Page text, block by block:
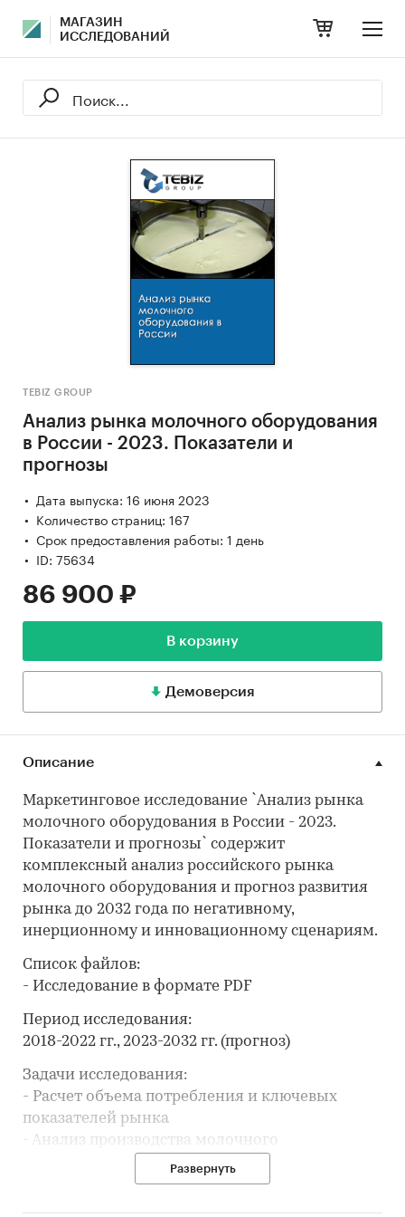
МАГАЗИН
ИССЛЕДОВАНИЙ
TEBIZ GROUP
Анализ рынка молочного оборудования
в России - 2023. Показатели и
прогнозы
Дата выпуска: 16 июня 2023
Количество страниц: 167
Срок предоставления работы: 1 день
ID: 75634
86 900 ₽
В корзину
Демоверсия
Описание
Маркетинговое исследование `Анализ рынка
молочного оборудования в России - 2023.
Показатели и прогнозы` содержит
комплексный анализ российского рынка
молочного оборудования и прогноз развития
рынка до 2032 года по негативному,
инерционному и инновационному сценариям.
Список файлов:
- Исследование в формате PDF
Период исследования:
2018-2022 гг., 2023-2032 гг. (прогноз)
Задачи исследования:
- Расчет объема потребления и ключевых
показателей рынка
- Анализ производства молочного
- Составление рейтинга производителей
Развернуть